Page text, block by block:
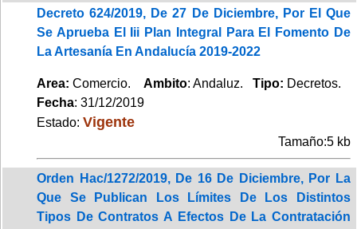
Decreto 624/2019, De 27 De Diciembre, Por El Que
Se Aprueba El Iii Plan Integral Para El Fomento De
La Artesanía En Andalucía 2019-2022
Area: Comercio. Ambito: Andaluz. Tipo: Decretos.
Fecha: 31/12/2019
Estado: Vigente
Tamaño:5 kb
Orden Hac/1272/2019, De 16 De Diciembre, Por La
Que Se Publican Los Límites De Los Distintos
Tipos De Contratos A Efectos De La Contratación